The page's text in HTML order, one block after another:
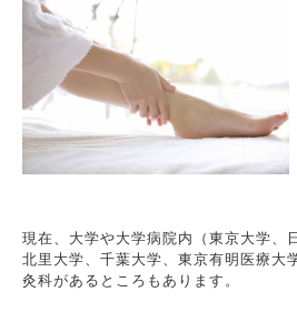
現在、大学や大学病院内（東京大学、
北里大学、千葉大学、東京有明医療大
灸科があるところもあります。